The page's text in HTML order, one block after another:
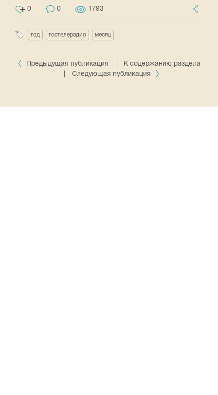
0 0 1793
год гостелерадио месяц
Предыдущая публикация
К содержанию раздела
Следующая публикация